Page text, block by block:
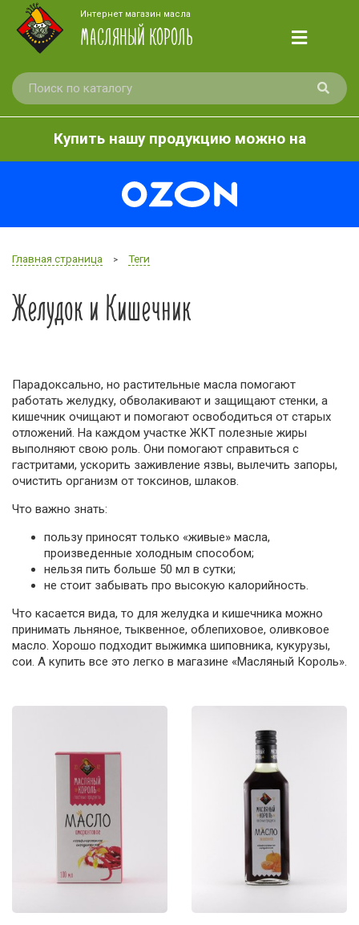
Интернет магазин масла
МАСЛЯНЫЙ КОРОЛЬ
Купить нашу продукцию можно на
Главная страница > Теги
Желудок и Кишечник
Парадоксально, но растительные масла помогают
работать желудку, обволакивают и защищают стенки, а
кишечник очищают и помогают освободиться от старых
отложений. На каждом участке ЖКТ полезные жиры
выполняют свою роль. Они помогают справиться с
гастритами, ускорить заживление язвы, вылечить запоры,
очистить организм от токсинов, шлаков.
Что важно знать:
пользу приносят только «живые» масла,
произведенные холодным способом;
нельзя пить больше 50 мл в сутки;
не стоит забывать про высокую калорийность.
Что касается вида, то для желудка и кишечника можно
принимать льняное, тыквенное, облепиховое, оливковое
масло. Хорошо подходит выжимка шиповника, кукурузы,
сои. А купить все это легко в магазине «Масляный Король».